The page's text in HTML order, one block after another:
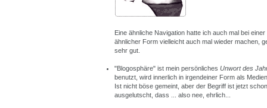
Eine ähnliche Navigation hatte ich auch mal bei
ähnlicher Form vielleicht auch mal wieder machen,
sehr gut.
"Blogosphäre" ist mein persönliches Unwort des
benutzt, wird innerlich in irgendeiner Form als
Ist nicht böse gemeint, aber der Begriff ist jetzt
ausgelutscht, dass ... also nee, ehrlich...